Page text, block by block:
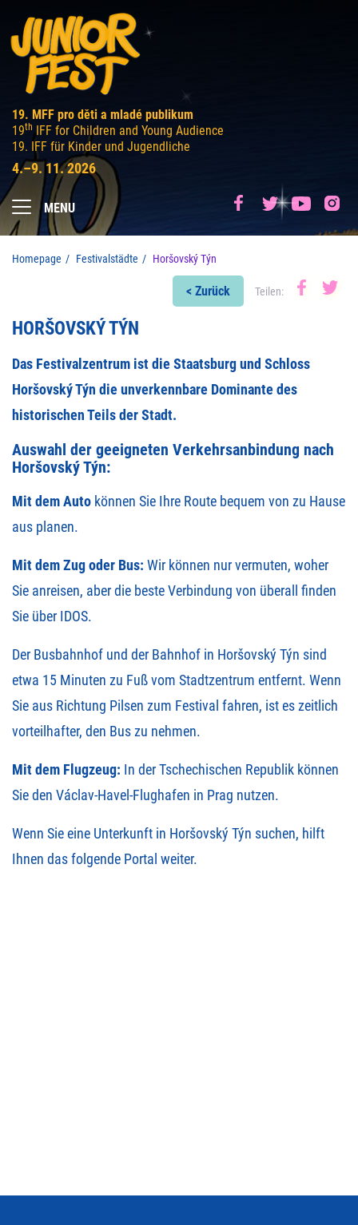
19. MFF pro děti a mladé publikum
19th IFF for Children and Young Audience
19. IFF für Kinder und Jugendliche
4.–9. 11. 2026
MENU
Homepage Festivalstädte Horšovský Týn
< Zurück Teilen:
HORŠOVSKÝ TÝN
Das Festivalzentrum ist die Staatsburg und Schloss
Horšovský Týn die unverkennbare Dominante des
historischen Teils der Stadt.
Auswahl der geeigneten Verkehrsanbindung nach
Horšovský Týn:
Mit dem Auto können Sie Ihre Route bequem von zu Hause
aus planen.
Mit dem Zug oder Bus: Wir können nur vermuten, woher
Sie anreisen, aber die beste Verbindung von überall finden
Sie über IDOS.
Der Busbahnhof und der Bahnhof in Horšovský Týn sind
etwa 15 Minuten zu Fuß vom Stadtzentrum entfernt. Wenn
Sie aus Richtung Pilsen zum Festival fahren, ist es zeitlich
vorteilhafter, den Bus zu nehmen.
Mit dem Flugzeug: In der Tschechischen Republik können
Sie den Václav-Havel-Flughafen in Prag nutzen.
Wenn Sie eine Unterkunft in Horšovský Týn suchen, hilft
Ihnen das folgende Portal weiter.